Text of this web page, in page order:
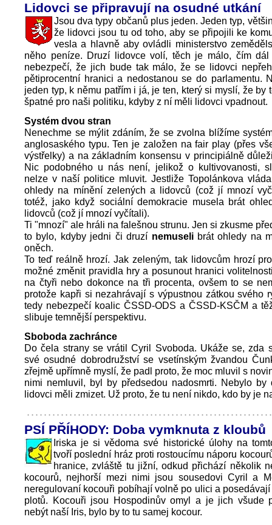
Lidovci se připravují na osudné utkání
Jsou dva typy občanů plus jeden. Jeden typ,
že lidovci jsou tu od toho, aby se připojili ke
vesla a hlavně aby ovládli ministerstvo
něho peníze. Druzí lidovce volí, těch je málo, čím
nebezpečí, že jich bude tak málo, že se lidovci
pětiprocentní hranici a nedostanou se do parlamentu.
jeden typ, k němu patřím i já, je ten, který si myslí, že by
špatné pro naši politiku, kdyby z ní měli lidovci vpadnout.
Systém dvou stran
Nenechme se mýlit zdáním, že se zvolna blížíme
anglosaského typu. Ten je založen na fair play (přes
výstřelky) a na základním konsensu v principiálně
Nic podobného u nás není, jelikož o kultivovanosti,
nelze v naší politice mluvit. Jestliže Topolánkova
ohledy na mínění zelených a lidovců (což jí mnozí
totéž, jako když sociální demokracie musela brát
lidovců (což jí mnozí vyčítali).
Ti "mnozí" ale hráli na falešnou strunu. Jen si zkusme
to bylo, kdyby jedni či druzí nemuselibrát ohledy na
oněch.
To teď reálně hrozí. Jak zeleným, tak lidovcům hrozí
možné změnit pravidla hry a posunout hranici
na čtyři nebo dokonce na tři procenta, ovšem to se
protože kapři si nezahrávají s výpustnou zátkou svého
tedy nebezpečí koalic ČSSD-ODS a ČSSD-KSČM a
slibuje temnější perspektivu.
Sboboda zachránce
Do čela strany se vrátil Cyril Svoboda. Ukáže se, zda
své osudné dobrodružství se vsetínským žvandou
zřejmě upřímně myslí, že padl proto, že moc mluvil s
nimi nemluvil, byl by předsedou nadosmrti. Nebylo by
lidovci měli zmizet. Už proto, že tu není nikdo, kdo by je
PSÍ PŘÍHODY: Doba vymknuta z kloubů
Iriska je si vědoma své historické úlohy na
tvoří poslední hráz proti rostoucímu náporu
hranice, zvláště tu jižní, odkud přichází několik
kocourů, nejhorší mezi nimi jsou sousedovi Cyril a
neregulovaní kocouři pobíhají volně po ulici a
plotů. Kocouři jsou Hospodinův omyl a je jich všude
nebýt naší Iris, bylo by to tu samej kocour.